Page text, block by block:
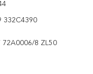
332C4390
72A0006/8 ZL50